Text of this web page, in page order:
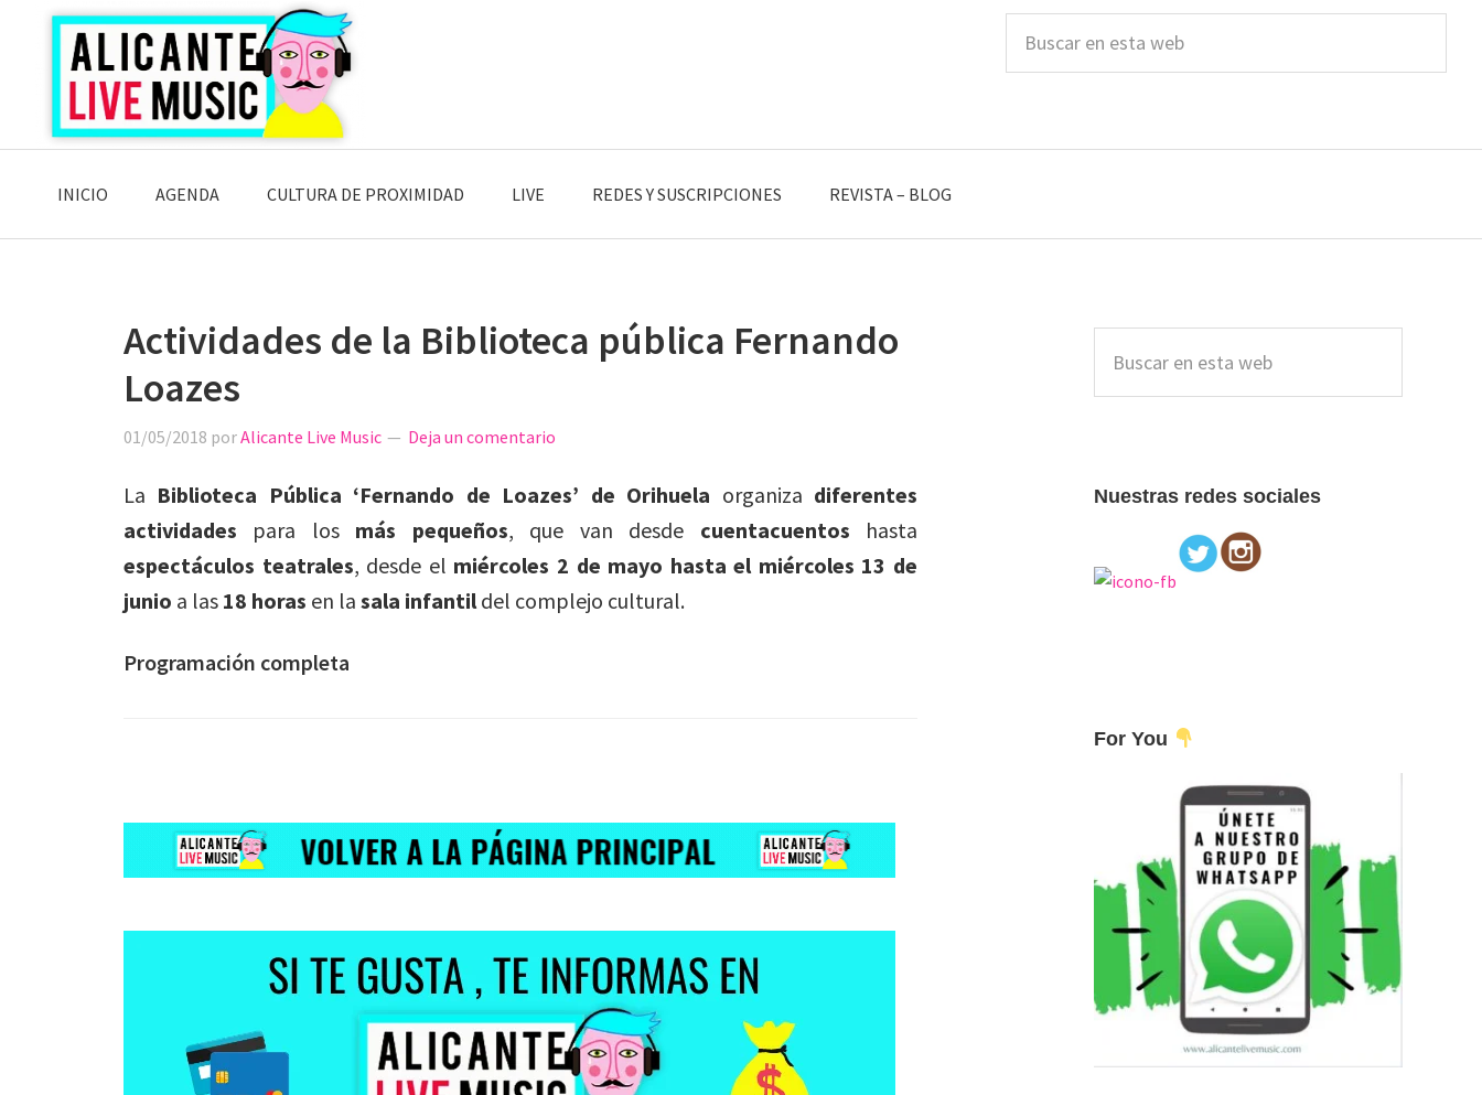
Saltar
navegación
principal
Saltar
contenido
principal
Saltar
lateral
principal
esta
INICIO AGENDA CULTURA DE PROXIMIDAD LIVE REDES Y SUSCRIPCIONES REVISTA – BLOG
Actividades de la Biblioteca pública Fernando
Loazes
01/05/2018 porAlicante Live Music Deja un comentario
La Biblioteca Pública ‘Fernando de Loazes’ de Orihuela organiza diferentes
actividades para losmás pequeños, que van desde cuentacuentos hasta
espectáculos teatrales, desde el miércoles 2 de mayo hasta el miércoles 13 de
junio a las 18 horas en la sala infantildel complejo cultural.
Programación completa
lateral
principal
esta
Nuestras redes sociales
For You